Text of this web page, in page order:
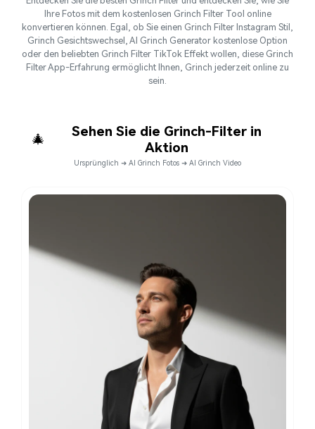
Ihre Fotos mit dem kostenlosen Grinch Filter Tool online
konvertieren können. Egal, ob Sie einen Grinch Filter Instagram Stil,
Grinch Gesichtswechsel, AI Grinch Generator kostenlose Option
oder den beliebten Grinch Filter TikTok Effekt wollen, diese Grinch
Filter App-Erfahrung ermöglicht Ihnen, Grinch jederzeit online zu
sein.
🎄
Sehen Sie die Grinch-Filter in
Aktion
Ursprünglich ➜ AI Grinch Fotos ➜ AI Grinch Video